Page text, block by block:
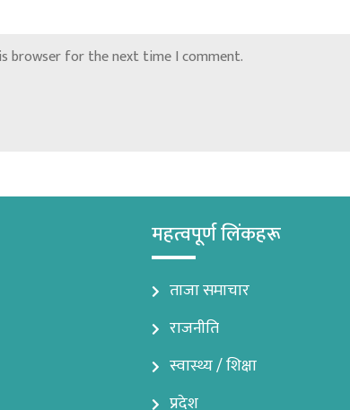
browser for the next time I comment.
महत्वपूर्ण लिंकहरू
ताजा समाचार
राजनीति
स्वास्थ्य / शिक्षा
प्रदेश